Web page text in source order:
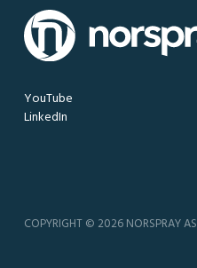
YouTube
LinkedIn
COPYRIGHT © 2026 NORSPRAY AS